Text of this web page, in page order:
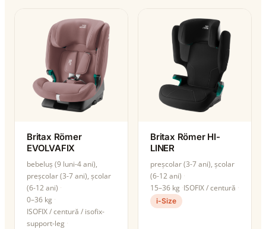
Britax Römer
EVOLVAFIX
bebeluș (9 luni-4 ani),
preșcolar (3-7 ani), școlar
(6-12 ani)
0–36 kg
ISOFIX / centură / isofix-
support-leg
Britax Römer HI-
LINER
preșcolar (3-7 ani), școlar
(6-12 ani)
15–36 kg ISOFIX / centură
i-Size